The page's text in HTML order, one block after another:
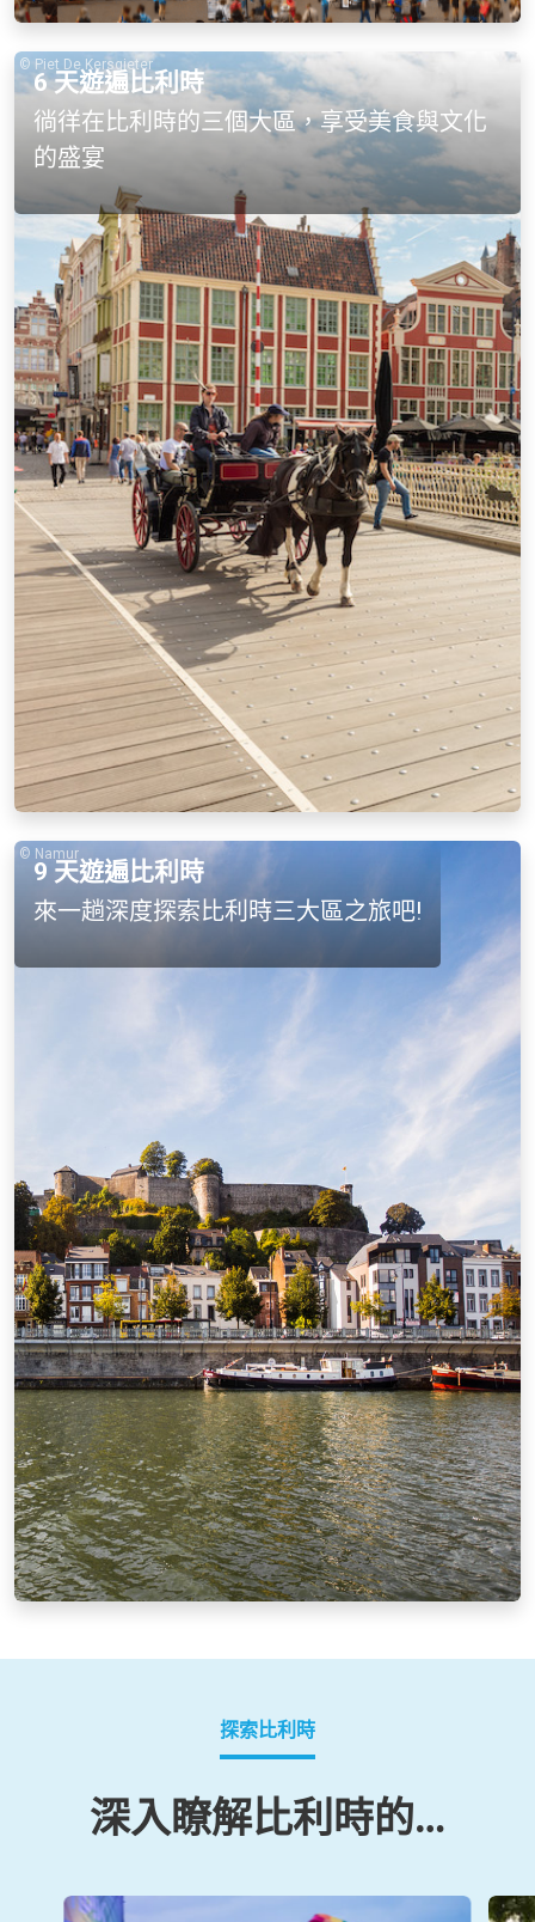
6 天遊遍比利時
徜徉在比利時的三個大區，享受美食與文化
的盛宴
用六天的行程帶您領略比利時三個大
區最棒的美食和文化亮點。一起來探
索美麗的世界文化遺產，並在沿途享
受美味佳餚吧。
© Piet De Kersgieter
9 天遊遍比利時
來一趟深度探索比利時三大區之旅吧!
沉浸式的旅遊方式，您可以盡情地投
入到比利時的三個美麗地區。在這9
天的行程中穿梭在三個美麗的大區，
品嚐美味佳餚，探索聯合國世界文化
遺產，並享受比利時迷人的自然風
光。
© Namur
探索比利時
深入瞭解比利時的…